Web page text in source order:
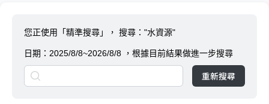
您正使用「精準搜尋」， 搜尋："水資源"
日期： 2025/8/8~2026/8/8 ，根據目前結果做進一步搜尋
重新搜尋